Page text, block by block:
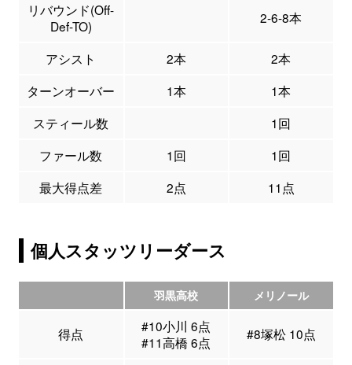
リバウンド(Off-
Def-TO)
2-6-8本
アシスト 2本
2本
ターンオーバー
1本
1本
スティール数
1回
ファール数
1回
1回
最大得点差
2点 11点
個人スタッツリーダース
羽黒高校 メリノール
得点
#10小川 6点
#11高橋 6点
#8塚松 10点